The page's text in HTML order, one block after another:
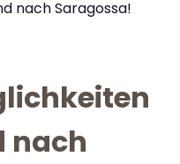
nach Saragossa!
nach